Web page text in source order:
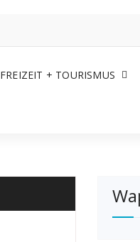
FREIZEIT + TOURISMUS